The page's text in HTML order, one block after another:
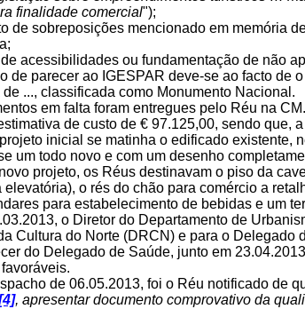
finalidade comercial");
de sobreposições mencionado em memória
acessibilidades ou fundamentação de não
de parecer ao IGESPAR deve-se ao facto de
de ..., classificada como Monumento Nacional.
em falta foram entregues pelo Réu na
de custo de € 97.125,00, sendo que,
inicial se matinha o edificado existente,
um todo novo e com um desenho
projeto, os Réus destinavam o piso da
elevatória), o rés do chão para comércio a
para estabelecimento de bebidas e um
o Diretor do Departamento de
Cultura do Norte (DRCN) e para o Delegado
do Delegado de Saúde, junto em
de 06.05.2013, foi o Réu notificado de
, apresentar documento comprovativo da